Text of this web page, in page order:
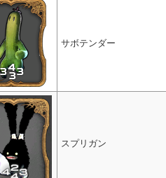
サボテンダー
スプリガン